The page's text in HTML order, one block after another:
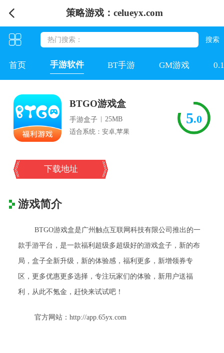
策略游戏：celueyx.com
首页 手游软件 BT手游 GM游戏
BTGO游戏盒
手游盒子 | 25MB
适合系统：安卓,苹果
5.0
下载地址
游戏简介
BTGO游戏盒是广州触点互联网科技有限公司推出的一
款手游平台，是一款福利超级多超级好的游戏盒子，新的布
局，盒子全新升级，新的体验感，福利更多，新增领券专
区，更多优惠更多选择，专注玩家们的体验，新用户送福
利，从此不氪金，赶快来试试吧！
官方网站：http://app.65yx.com